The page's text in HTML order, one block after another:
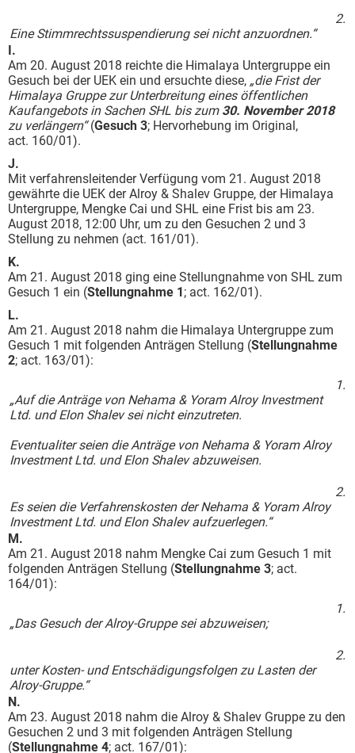
2.
Eine Stimmrechtssuspendierung sei nicht anzuordnen.“
I.
Am 20. August 2018 reichte die Himalaya Untergruppe ein
Gesuch bei der UEK ein und ersuchte diese, „die Frist der
Himalaya Gruppe zur Unterbreitung eines öffentlichen
Kaufangebots in Sachen SHL bis zum 30. November 2018
zu verlängern“(Gesuch 3; Hervorhebung im Original,
act. 160/01).
J.
Mit verfahrensleitender Verfügung vom 21. August 2018
gewährte die UEK der Alroy & Shalev Gruppe, der Himalaya
Untergruppe, Mengke Cai und SHL eine Frist bis am 23.
August 2018, 12:00 Uhr, um zu den Gesuchen 2 und 3
Stellung zu nehmen (act. 161/01).
K.
Am 21. August 2018 ging eine Stellungnahme von SHL zum
Gesuch 1 ein (Stellungnahme 1; act. 162/01).
L.
Am 21. August 2018 nahm die Himalaya Untergruppe zum
Gesuch 1 mit folgenden Anträgen Stellung (Stellungnahme
2; act. 163/01):
1.
„Auf die Anträge von Nehama & Yoram Alroy Investment
Ltd. und Elon Shalev sei nicht einzutreten.
Eventualiter seien die Anträge von Nehama & Yoram Alroy
Investment Ltd. und Elon Shalev abzuweisen.
2.
Es seien die Verfahrenskosten der Nehama & Yoram Alroy
Investment Ltd. und Elon Shalev aufzuerlegen.“
M.
Am 21. August 2018 nahm Mengke Cai zum Gesuch 1 mit
folgenden Anträgen Stellung (Stellungnahme 3; act.
164/01):
1.
„Das Gesuch der Alroy-Gruppe sei abzuweisen;
2.
unter Kosten- und Entschädigungsfolgen zu Lasten der
Alroy-Gruppe.“
N.
Am 23. August 2018 nahm die Alroy & Shalev Gruppe zu den
Gesuchen 2 und 3 mit folgenden Anträgen Stellung
(Stellungnahme 4; act. 167/01):